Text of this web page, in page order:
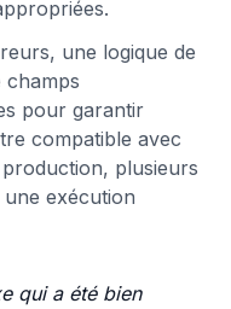
une logique de
champs
pour garantir
compatible avec
plusieurs
exécution
qui a été bien